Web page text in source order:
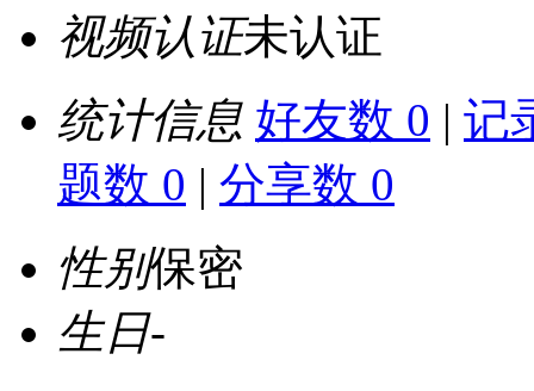
视频认证未认证
统计信息 好友数 0 | 记
题数 0 | 分享数 0
性别保密
生日-